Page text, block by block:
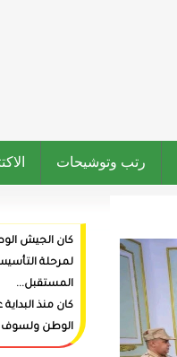
رتب وتوشيحات
كان الجيش
لمرحلة
المستقبل...
كان منذ
الوطن ولسوف